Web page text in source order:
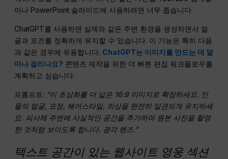
이나 PowerPoint 슬라이드에 사용하려면 너무 좁습니다.
ChatGPT를 사용하면 실제와 같은 주변 환경을 생성하면서 얼
굴과 포즈를 정확하게 유지할 수 있습니다. 이 기능은 특히 다음
과 같은 경우에 유용합니다. ChatGPT는 이미지를 만드는 데 얼
마나 걸리나요? 콘텐츠 제작을 위한 더 빠른 편집 워크플로우를
계획하고 싶습니다.
프롬프트: “이 초상화를 더 넓은 16:9 이미지로 확장하세요. 인
물의 얼굴, 표정, 헤어스타일, 의상을 완전히 일관되게 유지하세
요. 피사체 주변에 사실적인 공간을 추가하여 원본 사진을 촬영
한 것처럼 보이도록 합니다. 광각 렌즈.”
텍스트 공간이 있는 웹사이트 영웅 섹션